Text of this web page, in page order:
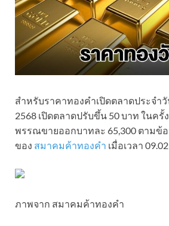
สำหรับราคาทองคำเปิดตลาดประจำ
2568 เปิดตลาดปรับขึ้น 50 บาท ในครั้
พรรณขายออกบาทละ 65,300 ตามข้
ของ สมาคมค้าทองคำ เมื่อเวลา
ภาพจาก สมาคมค้าทองคำ